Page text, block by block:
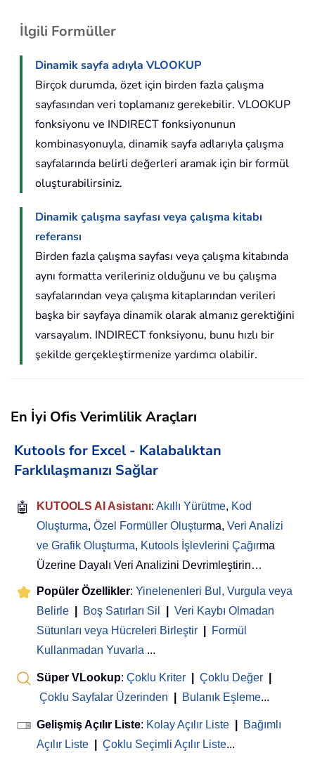
İlgili Formüller
Dinamik sayfa adıyla VLOOKUP
Birçok durumda, özet için birden fazla çalışma
sayfasından veri toplamanız gerekebilir. VLOOKUP
fonksiyonu ve INDIRECT fonksiyonunun
kombinasyonuyla, dinamik sayfa adlarıyla çalışma
sayfalarında belirli değerleri aramak için bir formül
oluşturabilirsiniz.
Dinamik çalışma sayfası veya çalışma kitabı
referansı
Birden fazla çalışma sayfası veya çalışma kitabında
aynı formatta verileriniz olduğunu ve bu çalışma
sayfalarından veya çalışma kitaplarından verileri
başka bir sayfaya dinamik olarak almanız gerektiğini
varsayalım. INDIRECT fonksiyonu, bunu hızlı bir
şekilde gerçekleştirmenize yardımcı olabilir.
En İyi Ofis Verimlilik Araçları
Kutools for Excel - Kalabalıktan
Farklılaşmanızı Sağlar
🤖 KUTOOLS AI Asistanı: Akıllı Yürütme, Kod
Oluşturma, Özel Formüller Oluşturma, Veri Analizi
ve Grafik Oluşturma, Kutools İşlevlerini Çağırma
Üzerine Dayalı Veri Analizini Devrimleştirin…
Popüler Özellikler: Yinelenenleri Bul, Vurgula veya
Belirle
Boş Satırları Sil
Veri Kaybı Olmadan
Sütunları veya Hücreleri Birleştir
Formül
Kullanmadan Yuvarla ...
Süper VLookup: Çoklu Kriter Çoklu Değer
Çoklu Sayfalar Üzerinden
Bulanık Eşleme...
Gelişmiş Açılır Liste: Kolay Açılır Liste
Bağımlı
Açılır Liste
Çoklu Seçimli Açılır Liste...